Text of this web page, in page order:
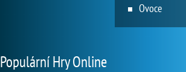
Ovoce
Populární Hry Online